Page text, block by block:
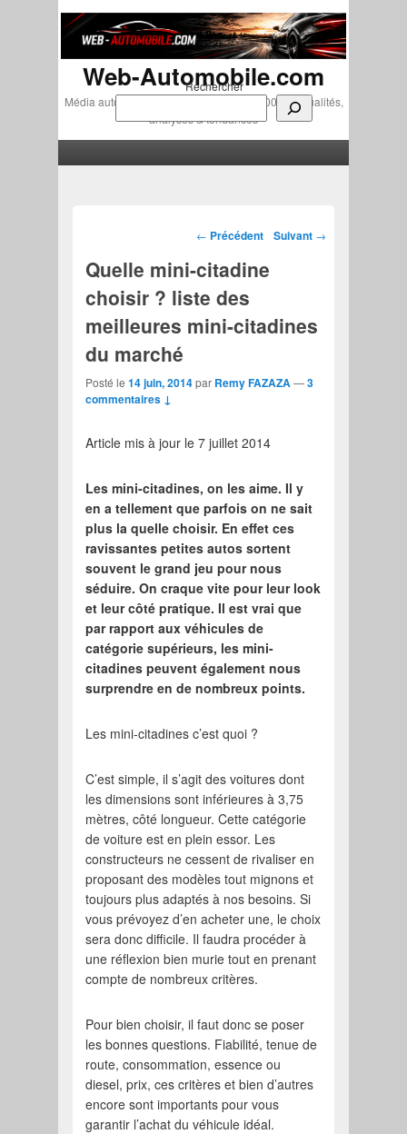
Rechercher
Web-Automobile.com
Média automobile indépendant depuis 2007 • Actualités,
analyses & tendances
Navigation des articles
← Précédent Suivant →
Quelle mini-citadine
choisir ? liste des
meilleures mini-citadines
du marché
Posté le14 juin, 2014par Remy FAZAZA—3
commentaires ↓
Article mis à jour le 7 juillet 2014
Les mini-citadines, on les aime. Il y
en a tellement que parfois on ne sait
plus la quelle choisir. En effet ces
ravissantes petites autos sortent
souvent le grand jeu pour nous
séduire. On craque vite pour leur look
et leur côté pratique. Il est vrai que
par rapport aux véhicules de
catégorie supérieurs, les mini-
citadines peuvent également nous
surprendre en de nombreux points.
Les mini-citadines c’est quoi ?
C’est simple, il s’agit des voitures dont
les dimensions sont inférieures à 3,75
mètres, côté longueur. Cette catégorie
de voiture est en plein essor. Les
constructeurs ne cessent de rivaliser en
proposant des modèles tout mignons et
toujours plus adaptés à nos besoins. Si
vous prévoyez d’en acheter une, le choix
sera donc difficile. Il faudra procéder à
une réflexion bien murie tout en prenant
compte de nombreux critères.
Pour bien choisir, il faut donc se poser
les bonnes questions. Fiabilité, tenue de
route, consommation, essence ou
diesel, prix, ces critères et bien d’autres
encore sont importants pour vous
garantir l’achat du véhicule idéal.